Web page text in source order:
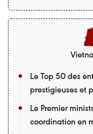
Le Top 50 des
prestigieuses et
Le Premier
coordination en